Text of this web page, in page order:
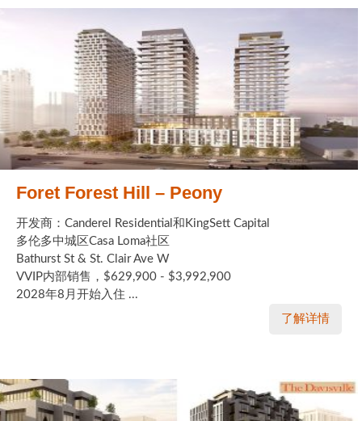
Foret Forest Hill – Peony
开发商：Canderel Residential和KingSett Capital
多伦多中城区Casa Loma社区
Bathurst St & St. Clair Ave W
VVIP内部销售，$629,900 - $3,992,900
2028年8月开始入住 ...
了解详情